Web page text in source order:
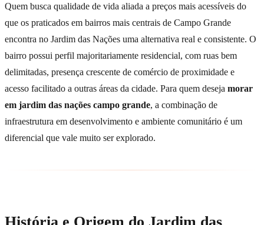
Quem busca qualidade de vida aliada a preços mais acessíveis do
que os praticados em bairros mais centrais de Campo Grande
encontra no Jardim das Nações uma alternativa real e consistente. O
bairro possui perfil majoritariamente residencial, com ruas bem
delimitadas, presença crescente de comércio de proximidade e
acesso facilitado a outras áreas da cidade. Para quem deseja morar
em jardim das nações campo grande, a combinação de
infraestrutura em desenvolvimento e ambiente comunitário é um
diferencial que vale muito ser explorado.